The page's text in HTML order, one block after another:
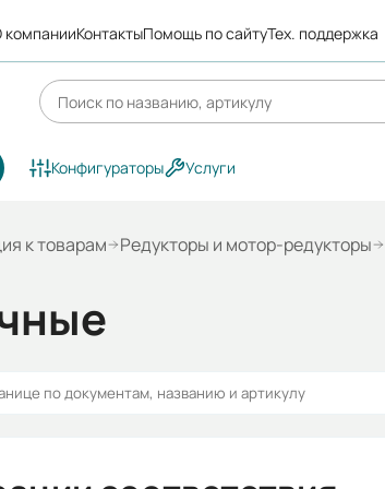
компанииКонтактыПомощь по сайтуТех. поддержка
Конфигураторы Услуги
к товарам Редукторы и мотор-редукторы